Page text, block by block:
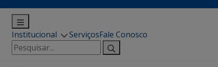
Institucional ServiçosFale Conosco
Pesquisar
por: